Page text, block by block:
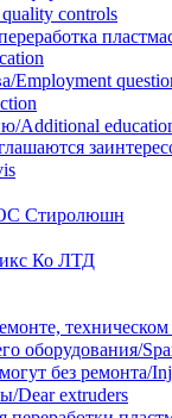
controls
Employment
Стиролюшн
Ко ЛТД
оборудования/
без ремонта/
Dear extruders